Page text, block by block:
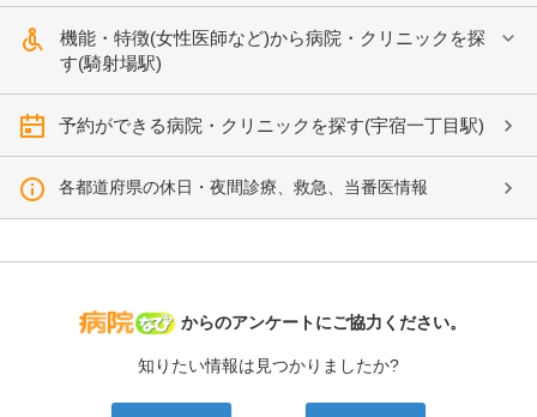
機能・特徴(女性医師など)から病院・クリニックを探
す(騎射場駅)
予約ができる病院・クリニックを探す(宇宿一丁目駅)
各都道府県の休日・夜間診療、救急、当番医情報
病院なび
からのアンケートにご協力ください。
知りたい情報は見つかりましたか?